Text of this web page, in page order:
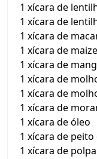
1 xícara de
1 xícara de
1 xícara de
1 xícara de
1 xícara de
1 xícara de
1 xícara de
1 xícara de
1 xícara de óleo
1 xícara de
1 xícara de